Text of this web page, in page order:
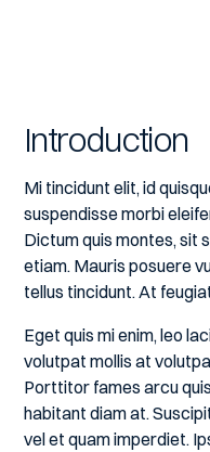
Introduction
Mi tincidunt elit, id
suspendisse morbi
Dictum quis montes, sit
etiam. Mauris posuere
tellus tincidunt. At
Eget quis mi enim, leo
volutpat mollis at
Porttitor fames arcu
habitant diam at.
vel et quam imperdiet.